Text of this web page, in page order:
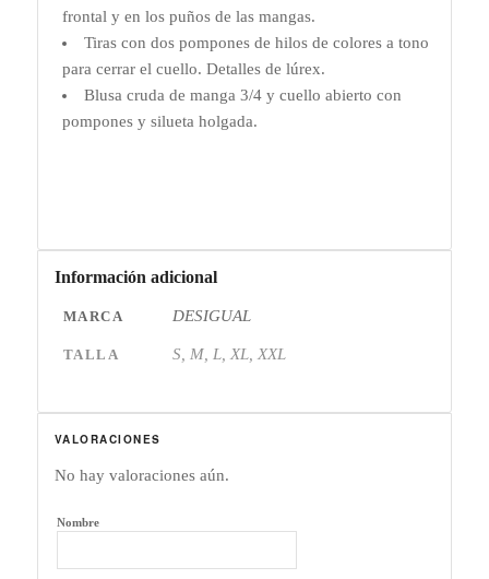
frontal y en los puños de las mangas.
Tiras con dos pompones de hilos de colores a tono
para cerrar el cuello. Detalles de lúrex.
Blusa cruda de manga 3/4 y cuello abierto con
pompones y silueta holgada.
Información adicional
MARCA DESIGUAL
TALLA S, M, L, XL, XXL
VALORACIONES
No hay valoraciones aún.
Nombre